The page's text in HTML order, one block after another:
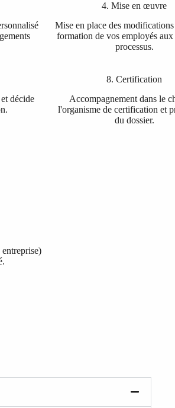
4. Mise en œuvre
Mise en place des
formation de vos employés
processus.
décide
8. Certification
Accompagnement dans le
l'organisme de certification et
du dossier.